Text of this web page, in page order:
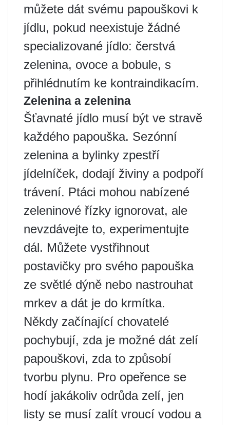
můžete dát svému papouškovi k
jídlu, pokud neexistuje žádné
specializované jídlo: čerstvá
zelenina, ovoce a bobule, s
přihlédnutím ke kontraindikacím.
Zelenina a zelenina
Šťavnaté jídlo musí být ve stravě
každého papouška. Sezónní
zelenina a bylinky zpestří
jídelníček, dodají živiny a podpoří
trávení. Ptáci mohou nabízené
zeleninové řízky ignorovat, ale
nevzdávejte to, experimentujte
dál. Můžete vystřihnout
postavičky pro svého papouška
ze světlé dýně nebo nastrouhat
mrkev a dát je do krmítka.
Někdy začínající chovatelé
pochybují, zda je možné dát zelí
papouškovi, zda to způsobí
tvorbu plynu. Pro opeřence se
hodí jakákoliv odrůda zelí, jen
listy se musí zalít vroucí vodou a